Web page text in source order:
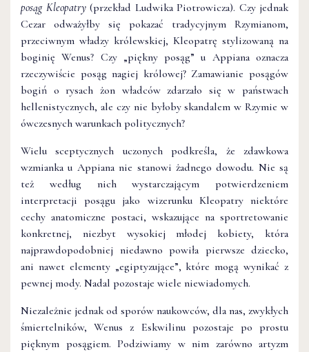
posąg Kleopatry(przekład Ludwika Piotrowicza). Czy jednak
Cezar odważyłby się pokazać tradycyjnym Rzymianom,
przeciwnym władzy królewskiej, Kleopatrę stylizowaną na
boginię Wenus? Czy „piękny posąg” u Appiana oznacza
rzeczywiście posąg nagiej królowej? Zamawianie posągów
bogiń o rysach żon władców zdarzało się w państwach
hellenistycznych, ale czy nie byłoby skandalem w Rzymie w
ówczesnych warunkach politycznych?
Wielu sceptycznych uczonych podkreśla, że zdawkowa
wzmianka u Appiana nie stanowi żadnego dowodu. Nie są
też według nich wystarczającym potwierdzeniem
interpretacji posągu jako wizerunku Kleopatry niektóre
cechy anatomiczne postaci, wskazujące na sportretowanie
konkretnej, niezbyt wysokiej młodej kobiety, która
najprawdopodobniej niedawno powiła pierwsze dziecko,
ani nawet elementy „egiptyzujące”, które mogą wynikać z
pewnej mody. Nadal pozostaje wiele niewiadomych.
Niezależnie jednak od sporów naukowców, dla nas, zwykłych
śmiertelników, Wenus z Eskwilinu pozostaje po prostu
pięknym posągiem. Podziwiamy w nim zarówno artyzm